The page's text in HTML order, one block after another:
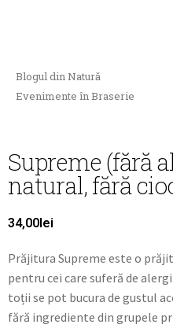
Blogul din Natură
Evenimente în Braserie
Supreme (fără
natural, fără
34,00lei
Prăjitura Supreme este o
pentru cei care suferă de
toții se pot bucura de gustul
fără ingrediente din grupele